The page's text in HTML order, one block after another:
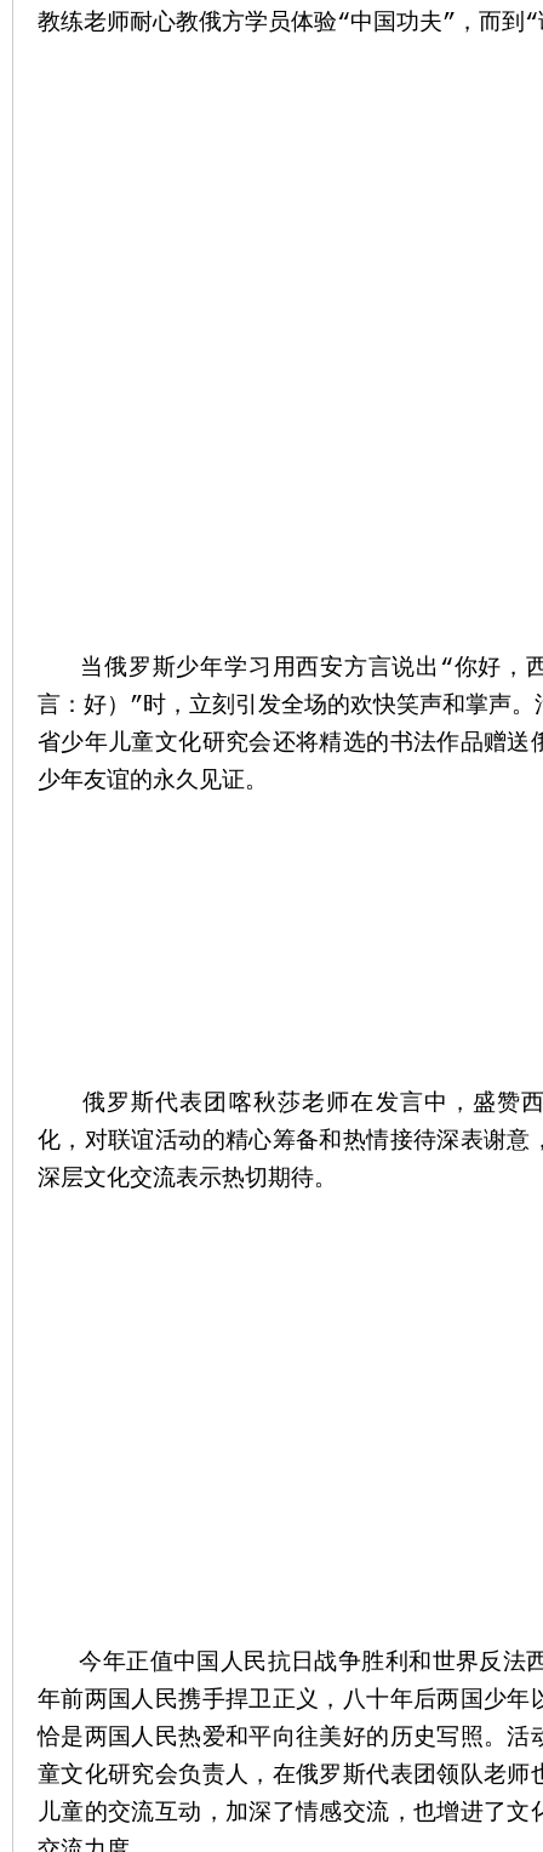
教练老师耐心教俄方学员体验“中国功夫”，而到
当俄罗斯少年学习用西安方言说出“你好，
言：好）”时，立刻引发全场的欢快笑声和掌声
省少年儿童文化研究会还将精选的书法作品赠送
少年友谊的永久见证。
俄罗斯代表团喀秋莎老师在发言中，盛赞
化，对联谊活动的精心筹备和热情接待深表谢意
深层文化交流表示热切期待。
今年正值中国人民抗日战争胜利和世界反法
年前两国人民携手捍卫正义，八十年后两国少年
恰是两国人民热爱和平向往美好的历史写照。活
童文化研究会负责人，在俄罗斯代表团领队老师
儿童的交流互动，加深了情感交流，也增进了文